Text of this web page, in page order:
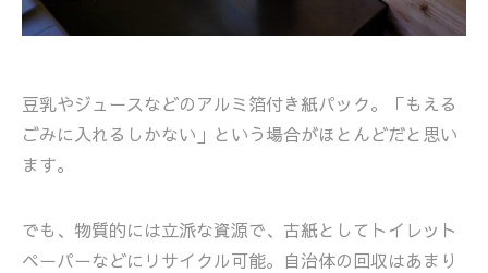
豆乳やジュースなどのアルミ箔付き紙パック。「もえる
ごみに入れるしかない」という場合がほとんどだと思い
ます。
でも、物質的には立派な資源で、古紙としてトイレット
ペーパーなどにリサイクル可能。自治体の回収はあまり